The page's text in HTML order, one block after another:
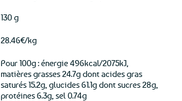
130 g
28.46€/kg
Pour 100g : énergie 496kcal/2075kJ,
matières grasses 24.7g dont acides gras
saturés 15.2g, glucides 61.1g dont sucres 28g,
protéines 6.3g, sel 0.74g